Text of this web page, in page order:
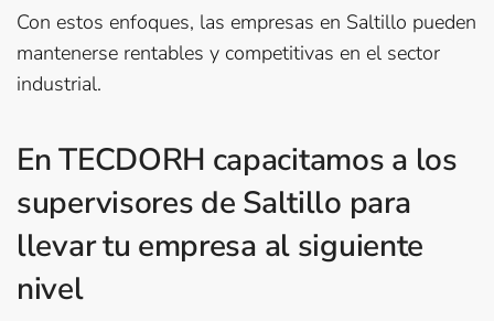
Con estos enfoques, las empresas en Saltillo pueden
mantenerse rentables y competitivas en el sector
industrial.
En TECDORH capacitamos a los
supervisores de Saltillo para
llevar tu empresa al siguiente
nivel